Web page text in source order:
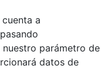
a
parámetro de
datos de